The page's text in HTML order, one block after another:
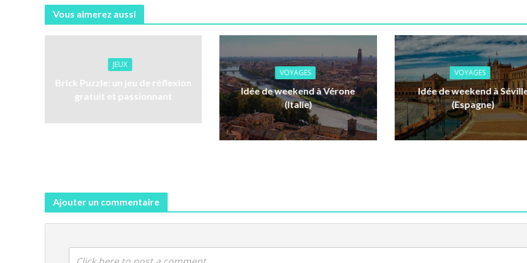
Vous aimerez aussi
JEUX
Brick Puzzle: un jeu de réflexion
gratuit et passionnant
VOYAGES
Idée de weekend à Vérone
(Italie)
VOYAGES
Idée de weekend à
(Espagne)
Ajouter un commentaire